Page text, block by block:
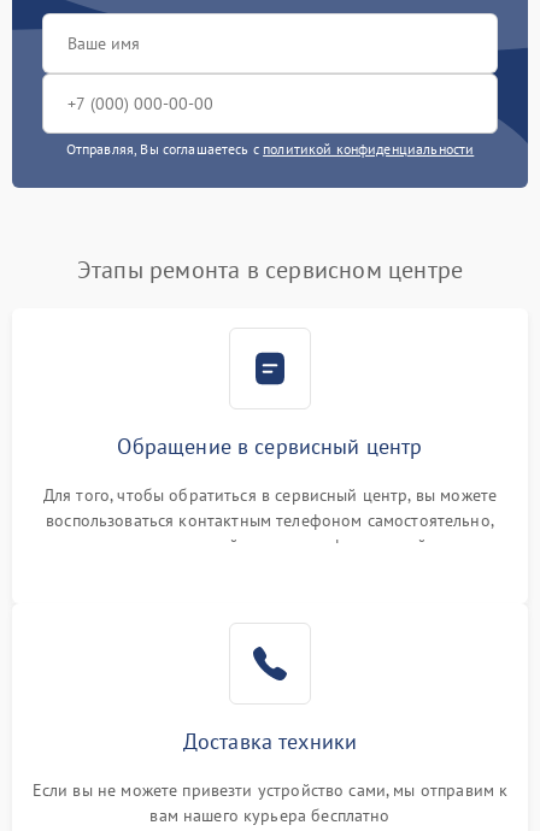
Отправляя, Вы соглашаетесь с политикой конфиденциальности
Этапы ремонта в сервисном центре
Обращение в сервисный центр
Для того, чтобы обратиться в сервисный центр, вы можете
воспользоваться контактным телефоном самостоятельно,
или оставить свой номер телефона на сайте
Доставка техники
Если вы не можете привезти устройство сами, мы отправим к
вам нашего курьера бесплатно